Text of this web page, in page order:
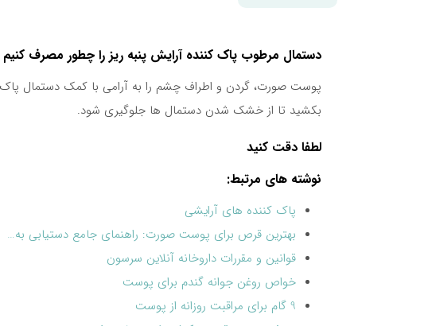
دستمال مرطوب پاک کننده آرایش پنبه ریز را چطور مصرف کنیم
پوست صورت، گردن و اطراف چشم را به آرامی با کمک دستمال
بکشید تا از خشک شدن دستمال ها جلوگیری شود.
لطفا دقت کنید
نوشته های مرتبط:
پاک کننده های آرایشی
بهترین قرص برای پوست صورت: راهنمای جامع دستیابی به…
قوانین و مقررات داروخانه آنلاین سرسون
خواص روغن جوانه گندم برای پوست
9 گام برای مراقبت روزانه از پوست